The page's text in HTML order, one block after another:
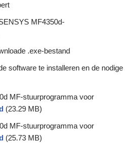
MF4350d-
.exe-bestand
software te installeren en de nodige
MF-stuurprogramma voor
(23.29 MB)
MF-stuurprogramma voor
(25.73 MB)